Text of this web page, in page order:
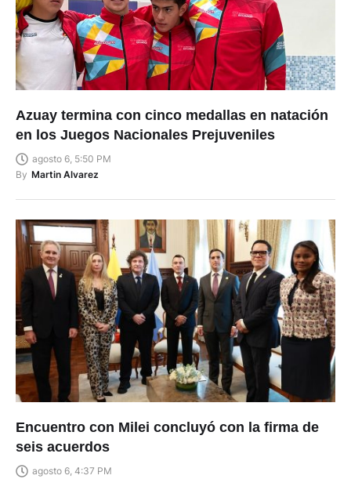
Azuay termina con cinco medallas en natación
en los Juegos Nacionales Prejuveniles
agosto 6, 5:50 PM
By Martin Alvarez
Encuentro con Milei concluyó con la firma de
seis acuerdos
agosto 6, 4:37 PM